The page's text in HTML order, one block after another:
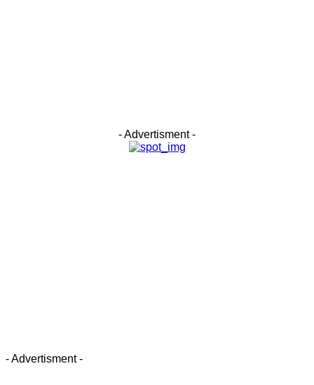
- Advertisment -
- Advertisment -